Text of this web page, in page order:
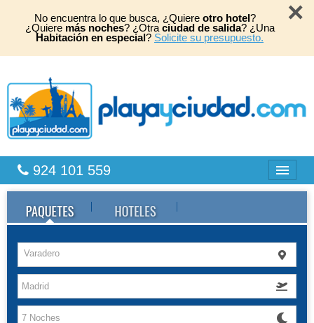
×
No encuentra lo que busca, ¿Quiere otro hotel?
¿Quiere más noches? ¿Otra ciudad de salida? ¿Una
Habitación en especial? Solicite su presupuesto.
924 101 559
Bahia Principe
Caribe
Playas África
TOP 2026
Varadero